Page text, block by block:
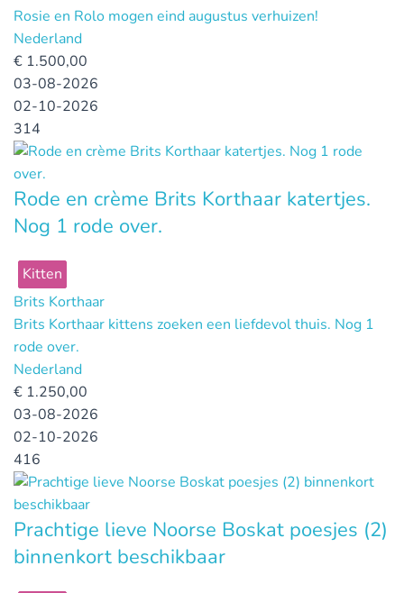
Rosie en Rolo mogen eind augustus verhuizen!
Nederland
€ 1.500,00
03-08-2026
02-10-2026
314
Rode en crème Brits Korthaar katertjes.
Nog 1 rode over.
Kitten
Brits Korthaar
Brits Korthaar kittens zoeken een liefdevol thuis. Nog 1
rode over.
Nederland
€ 1.250,00
03-08-2026
02-10-2026
416
Prachtige lieve Noorse Boskat poesjes (2)
binnenkort beschikbaar